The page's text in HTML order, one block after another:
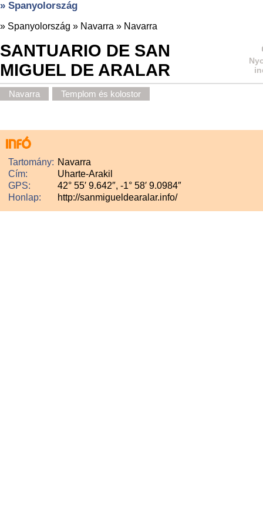
» Spanyolország
» Spanyolország » Navarra » Navarra
SANTUARIO DE SAN
MIGUEL DE ARALAR
Navarra Templom és kolostor
Tartomány: Navarra
Cím:
Uharte-Arakil
GPS:
42° 55′ 9.642″, -1° 58′ 9.0984″
Honlap:
http://sanmigueldearalar.info/